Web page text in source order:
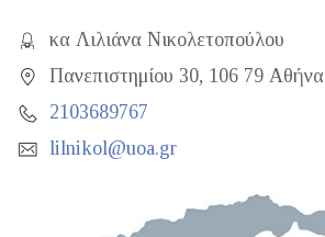
κα Λιλιάνα Νικολετοπούλου
Πανεπιστημίου 30, 106 79 Αθήνα
2103689767
lilnikol@uoa.gr